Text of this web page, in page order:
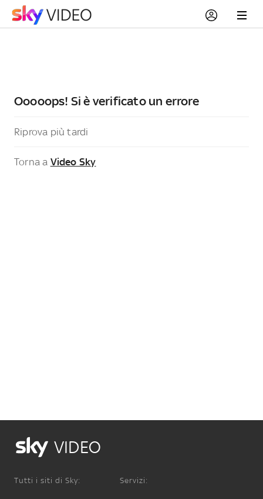
Ooooops! Si è verificato un errore
Riprova più tardi
Torna a Video Sky
VIDEO
Tutti i siti di Sky: Servizi: